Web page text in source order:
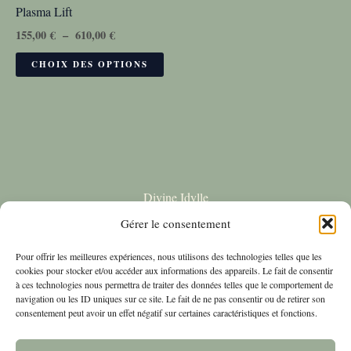
Gérer le consentement
Pour offrir les meilleures expériences, nous utilisons des technologies telles que les
cookies pour stocker et/ou accéder aux informations des appareils. Le fait de consentir
à ces technologies nous permettra de traiter des données telles que le comportement de
navigation ou les ID uniques sur ce site. Le fait de ne pas consentir ou de retirer son
consentement peut avoir un effet négatif sur certaines caractéristiques et fonctions.
Plasma Lift
155,00€ – 610,00€
CHOIX DES OPTIONS
Divine Idylle
22 Rue de la vielle Porte
&#9993;Contact
Boutique
BLOG
Politique de cookies